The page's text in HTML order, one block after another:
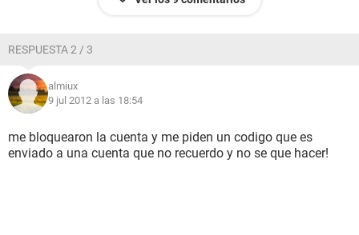
RESPUESTA 2 / 3
almiux
9 jul 2012 a las 18:54
me bloquearon la cuenta y me piden un codigo que es
enviado a una cuenta que no recuerdo y no se que hacer!